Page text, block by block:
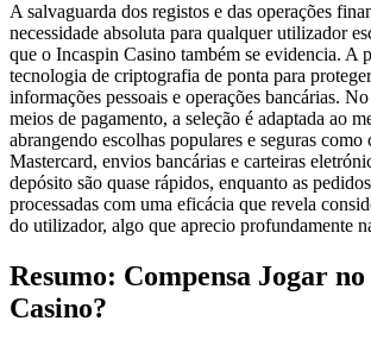
A salvaguarda dos registos e das operações
necessidade absoluta para qualquer utilizador
que o Incaspin Casino também se evidencia. A
tecnologia de criptografia de ponta para
informações pessoais e operações bancárias.
meios de pagamento, a seleção é adaptada ao
abrangendo escolhas populares e seguras como
Mastercard, envios bancárias e carteiras
depósito são quase rápidos, enquanto as
processadas com uma eficácia que revela
do utilizador, algo que aprecio profundamente
Resumo: Compensa Jogar
Casino?